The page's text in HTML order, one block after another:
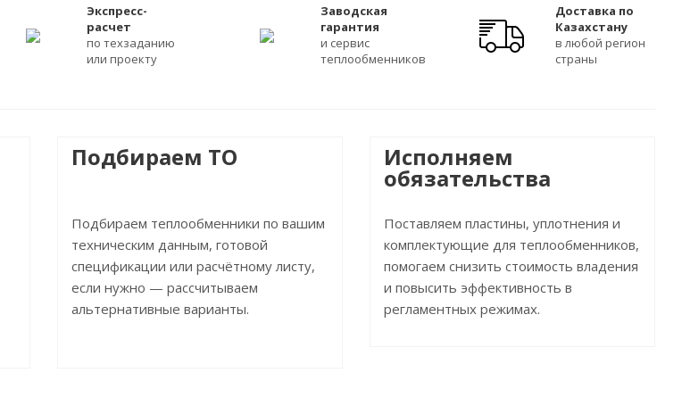
Экспресс-
расчет
по техзаданию
или проекту
Заводская
гарантия
и сервис
теплообменников
Доставка по
Казахстану
в любой регион
страны
Подбираем ТО
Подбираем теплообменники по вашим
техническим данным, готовой
спецификации или расчётному листу,
если нужно — рассчитываем
альтернативные варианты.
Исполняем
обязательства
Поставляем пластины, уплотнения и
комплектующие для теплообменников,
помогаем снизить стоимость владения
и повысить эффективность в
регламентных режимах.